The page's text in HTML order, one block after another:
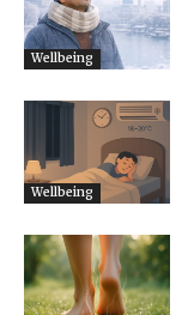
Wellbeing
Wellbeing